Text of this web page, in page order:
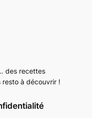
des recettes
resto à découvrir !